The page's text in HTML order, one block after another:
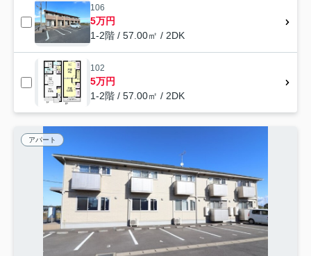
106
5万円
1-2階 / 57.00㎡ / 2DK
102
5万円
1-2階 / 57.00㎡ / 2DK
アパート